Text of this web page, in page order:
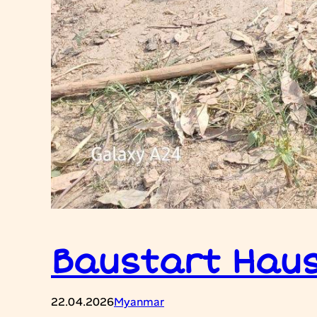
Baustart
22.04.2026Myanmar